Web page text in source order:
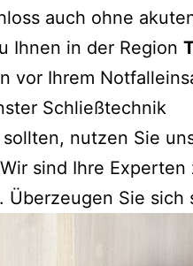
auch ohne
Ihnen in der Region
vor Ihrem
Schließtechnik
nutzen Sie
sind Ihre
Sie sich